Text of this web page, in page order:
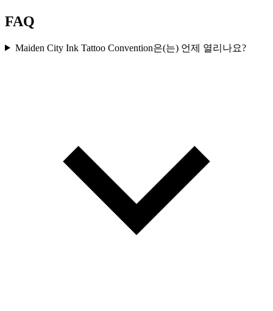
FAQ
Maiden City Ink Tattoo Convention은(는) 언제 열리나요?